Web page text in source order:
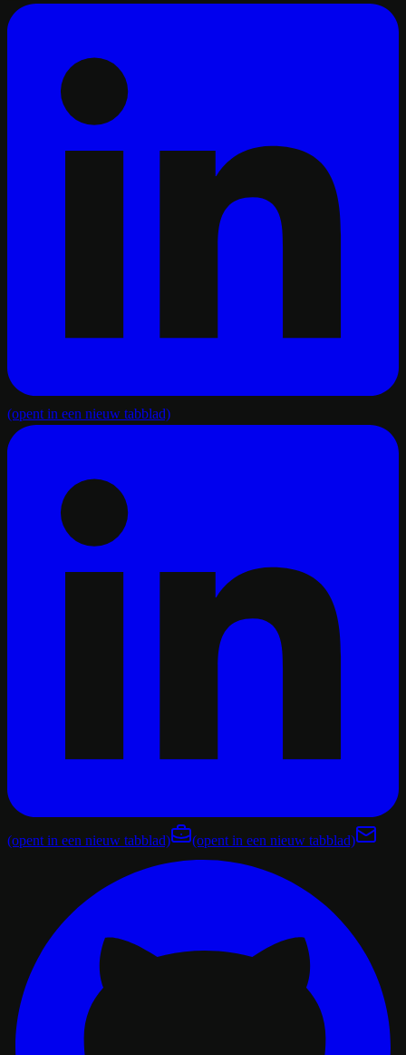
(opent in een nieuw tabblad)
(opent in een nieuw tabblad) (opent in een nieuw tabblad)